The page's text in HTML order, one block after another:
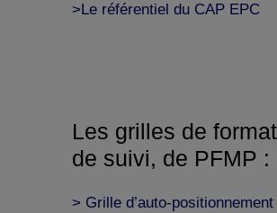
>Le référentiel du CAP EPC
Les grilles de
de suivi, de PFMP :
> Grille d’auto-positionnement